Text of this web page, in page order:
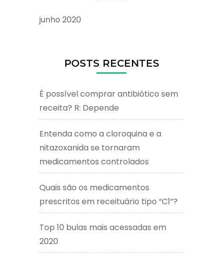
junho 2020
POSTS RECENTES
É possível comprar antibiótico sem
receita? R: Depende
Entenda como a cloroquina e a
nitazoxanida se tornaram
medicamentos controlados
Quais são os medicamentos
prescritos em receituário tipo “C1”?
Top 10 bulas mais acessadas em
2020